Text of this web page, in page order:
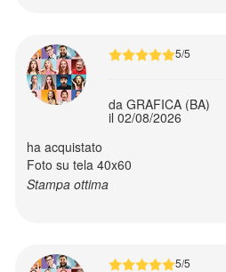
Come
fare
menù
5/5
da GRAFICA (BA)
il 02/08/2026
ha acquistato
Foto su tela 40x60
Stampa ottima
5/5